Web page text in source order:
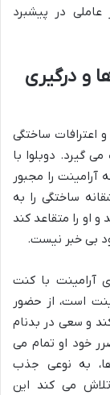
در پیشبرد
و درگیری
اعترافات ساختگی
گیرد. دوبلوا با
را مجبور
ساختگی را به
او را متقاعد کند
بی خبر نیست.
آرامینت با کنت
است، از حضور
و سعی در بدنام
خود او تمام می
به نوعی جذب
می کند این